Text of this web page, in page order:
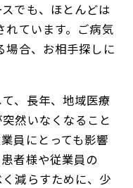
でも、ほとんどは
ています。ご病気
合、お相手探しに
、長年、地域医療
然いなくなること
員にとっても影響
者様や従業員の
減らすために、少